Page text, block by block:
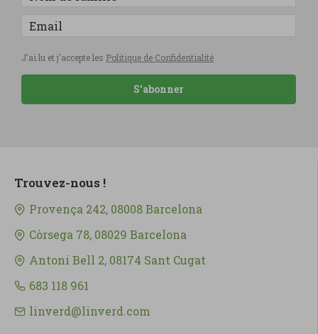
J'ai lu et j'accepte les Politique de Confidentialité
S'abonner
Trouvez-nous !
Provença 242, 08008 Barcelona
Còrsega 78, 08029 Barcelona
Antoni Bell 2, 08174 Sant Cugat
683 118 961
linverd@linverd.com